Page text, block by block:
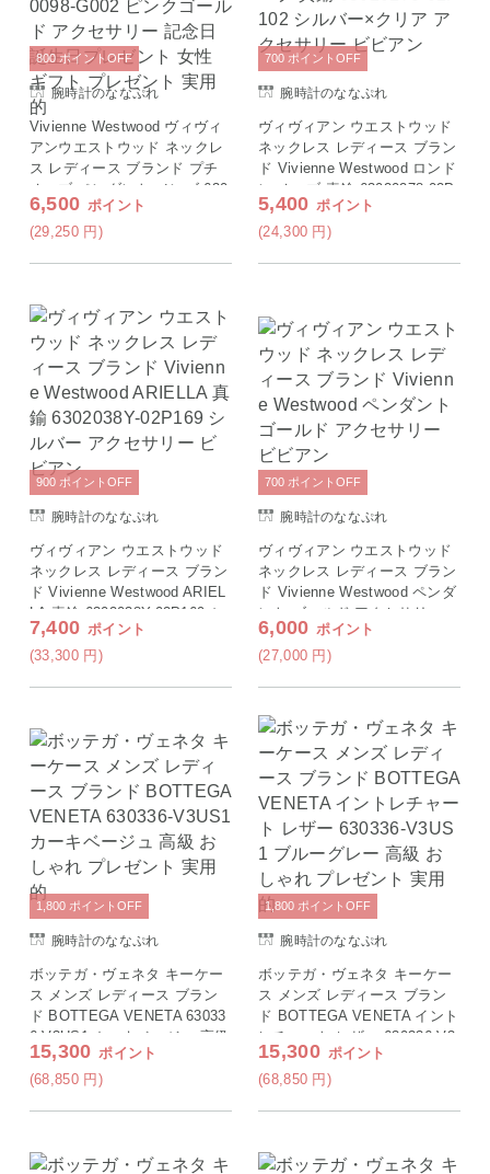
腕時計のななぷれ
Vivienne Westwood ヴィヴィ
アンウエストウッド ネックレ
ス レディース ブランド プチ
オーブ ペンダント メンズ 630
20098-G002 ピンクゴールド
アクセサリー 記念日 誕生日プ
6,500 ポイント
(29,250 円 )
800ポイント OFF
腕時計のななぷれ
ヴィヴィアン ウエストウッド
ネックレス レディース ブラン
ド Vivienne Westwood ロンド
ン オーブ 真鍮 63020278-02P
102 シルバー×クリア アクセ
サリー ビビアン
5,400 ポイント
(24,300 円 )
700 ポイント OFF
腕時計のななぷれ
ヴィヴィアン ウエストウッド
ネックレス レディース ブラン
ド Vivienne Westwood ARIEL
LA 真鍮 6302038Y-02P169 シ
ルバー アクセサリー ビビアン
7,400 ポイント
(33,300 円 )
900 ポイント OFF
腕時計のななぷれ
ヴィヴィアン ウエストウッド
ネックレス レディース ブラン
ド Vivienne Westwood ペンダ
ント ゴールド アクセサリー
ビビアン
6,000 ポイント
(27,000 円 )
700 ポイント OFF
腕時計のななぷれ
ボッテガ・ヴェネタ キーケー
ス メンズ レディース ブラン
ド BOTTEGA VENETA 63033
6-V3US1 カーキベージュ 高級
おしゃれ プレゼント 実用的
15,300 ポイント
(68,850 円 )
1,800 ポイント OFF
腕時計のななぷれ
ボッテガ・ヴェネタ キーケー
ス メンズ レディース ブラン
ド BOTTEGA VENETA イント
レチャート レザー 630336-V3
US1 ブルーグレー 高級 おし
ゃれ プレゼント 実用的
15,300 ポイント
(68,850 円 )
1,800 ポイント OFF